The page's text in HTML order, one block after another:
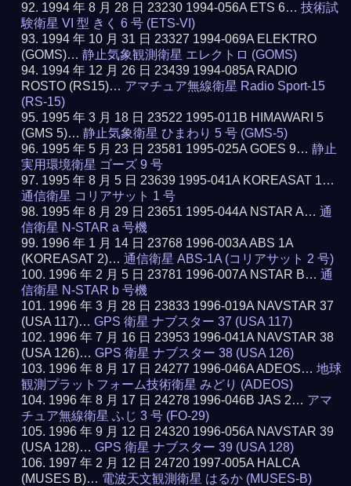
1994 年 8 月 28 日 23230 1994-056A ETS 6…技術試
験衛星 VI 型 きく 6 号 (ETS-VI)
1994 年 10 月 31 日 23327 1994-069A ELEKTRO
(GOMS)…静止気象観測衛星 エレクトロ (GOMS)
1994 年 12 月 26 日 23439 1994-085A RADIO
ROSTO (RS15)… アマチュア無線衛星 Radio Sport-15
(RS-15)
1995 年 3 月 18 日 23522 1995-011B HIMAWARI 5
(GMS 5)…静止気象衛星 ひまわり 5 号 (GMS-5)
1995 年 5 月 23 日 23581 1995-025A GOES 9…静止
実用環境衛星 ゴーズ 9 号
1995 年 8 月 5 日 23639 1995-041A KOREASAT 1…
通信衛星 コリアサット 1 号
1995 年 8 月 29 日 23651 1995-044A NSTAR A…通
信衛星 N-STAR a 号機
1996 年 1 月 14 日 23768 1996-003A ABS 1A
(KOREASAT 2)…通信衛星 ABS-1A (コリアサット 2 号)
1996 年 2 月 5 日 23781 1996-007A NSTAR B…通
信衛星 N-STAR b 号機
1996 年 3 月 28 日 23833 1996-019A NAVSTAR 37
(USA 117)…GPS 衛星 ナブスター 37 (USA 117)
1996 年 7 月 16 日 23953 1996-041A NAVSTAR 38
(USA 126)…GPS 衛星 ナブスター 38 (USA 126)
1996 年 8 月 17 日 24277 1996-046A ADEOS…地球
観測プラットフォーム技術衛星 みどり (ADEOS)
1996 年 8 月 17 日 24278 1996-046B JAS 2… アマ
チュア無線衛星 ふじ 3 号 (FO-29)
1996 年 9 月 12 日 24320 1996-056A NAVSTAR 39
(USA 128)…GPS 衛星 ナブスター 39 (USA 128)
1997 年 2 月 12 日 24720 1997-005A HALCA
(MUSES B)… 電波天文観測衛星 はるか (MUSES-B)